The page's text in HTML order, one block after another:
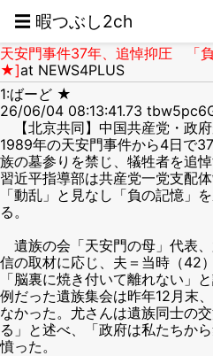
☰ 暇つぶし2ch
天安門事件37年、追悼抑圧 「
★]at NEWS4PLUS
1:ばーど ★
26/06/04 08:13:41.73
【北京共同】中国共産党・政
1989年の天安門事件から4日で
族の墓参りを禁じ、犠牲者を追
習近平指導部は共産党一党支配
「動乱」と見なし「負の記憶」
る。
遺族の会「天安門の母」代表
信の取材に応じ、夫＝当時（42
「脳裏に焼き付いて離れない」
例だった遺族集会は昨年12月末
なかった。尤さんは遺族同士の
る」と述べ、「政府は私たちか
憤った。